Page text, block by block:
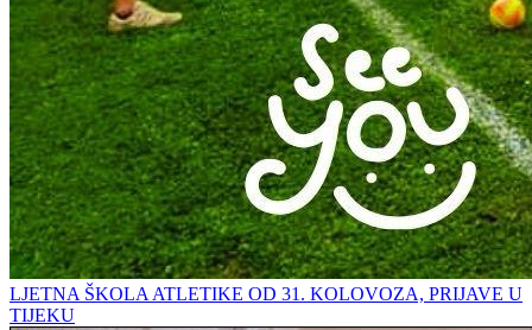
LJETNA ŠKOLA ATLETIKE OD 31. KOLOVOZA, PRIJAVE U
TIJEKU